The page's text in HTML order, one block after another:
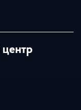
центр